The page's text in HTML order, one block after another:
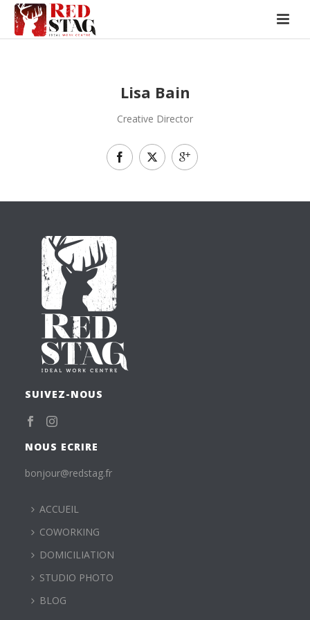
Lisa Bain
Creative Director
SUIVEZ-NOUS
NOUS ECRIRE
bonjour@redstag.fr
ACCUEIL
COWORKING
DOMICILIATION
STUDIO PHOTO
BLOG